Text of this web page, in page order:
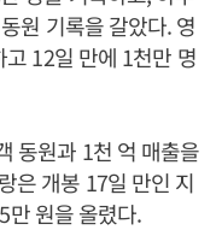
원 기록을 갈았다. 영
12일 만에 1천만 명
동원과 1천 억 매출을
은 개봉 17일 만인 지
만 원을 올렸다.